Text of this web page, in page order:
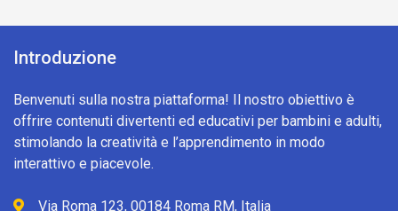
Introduzione
Benvenuti sulla nostra piattaforma! Il nostro obiettivo è
offrire contenuti divertenti ed educativi per bambini e adulti,
stimolando la creatività e l’apprendimento in modo
interattivo e piacevole.
Via Roma 123, 00184 Roma RM, Italia